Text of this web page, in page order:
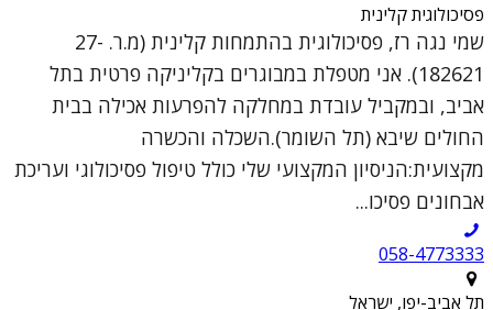
פסיכולוגית קלינית
שמי נגה רז, פסיכולוגית בהתמחות קלינית (מ.ר. 27-
182621). אני מטפלת במבוגרים בקליניקה פרטית בתל
אביב, ובמקביל עובדת במחלקה להפרעות אכילה בבית
החולים שיבא (תל השומר).השכלה והכשרה
מקצועית:הניסיון המקצועי שלי כולל טיפול פסיכולוגי ועריכת
אבחונים פסיכו...
058-4773333
תל אביב-יפו, ישראל